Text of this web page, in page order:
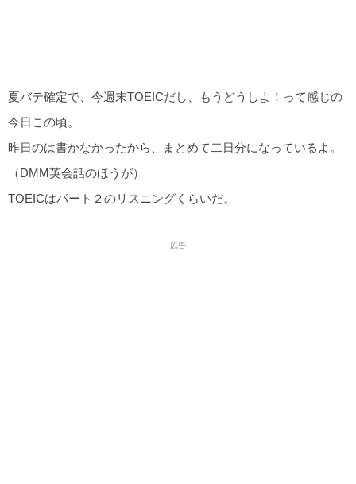
夏バテ確定で、今週末TOEICだし、もうどうしよ！って感じの
今日この頃。
昨日のは書かなかったから、まとめて二日分になっているよ。
（DMM英会話のほうが）
TOEICはパート２のリスニングくらいだ。
広告